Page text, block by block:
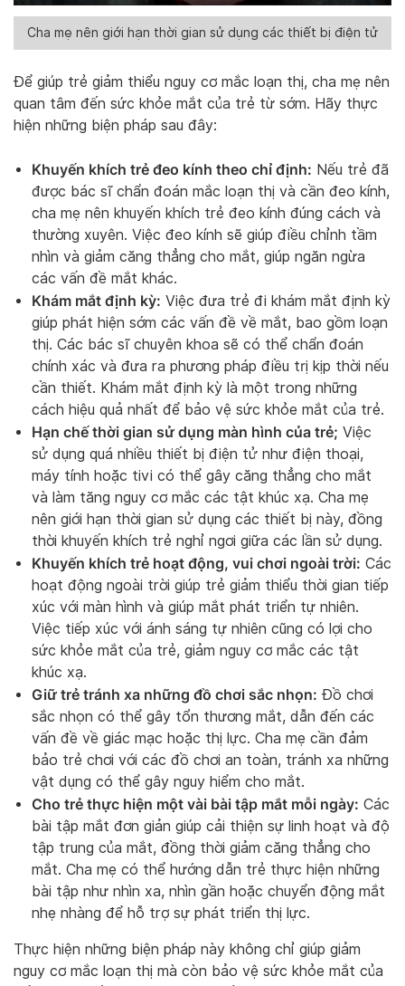
Cha mẹ nên giới hạn thời gian sử dụng các thiết bị điện tử
Để giúp trẻ giảm thiểu nguy cơ mắc loạn thị, cha mẹ nên
quan tâm đến sức khỏe mắt của trẻ từ sớm. Hãy thực
hiện những biện pháp sau đây:
Khuyến khích trẻ đeo kính theo chỉ định: Nếu trẻ đã
được bác sĩ chẩn đoán mắc loạn thị và cần đeo kính,
cha mẹ nên khuyến khích trẻ đeo kính đúng cách và
thường xuyên. Việc đeo kính sẽ giúp điều chỉnh tầm
nhìn và giảm căng thẳng cho mắt, giúp ngăn ngừa
các vấn đề mắt khác.
Khám mắt định kỳ: Việc đưa trẻ đi khám mắt định kỳ
giúp phát hiện sớm các vấn đề về mắt, bao gồm loạn
thị. Các bác sĩ chuyên khoa sẽ có thể chẩn đoán
chính xác và đưa ra phương pháp điều trị kịp thời nếu
cần thiết. Khám mắt định kỳ là một trong những
cách hiệu quả nhất để bảo vệ sức khỏe mắt của trẻ.
Hạn chế thời gian sử dụng màn hình của trẻ; Việc
sử dụng quá nhiều thiết bị điện tử như điện thoại,
máy tính hoặc tivi có thể gây căng thẳng cho mắt
và làm tăng nguy cơ mắc các tật khúc xạ. Cha mẹ
nên giới hạn thời gian sử dụng các thiết bị này, đồng
thời khuyến khích trẻ nghỉ ngơi giữa các lần sử dụng.
Khuyến khích trẻ hoạt động, vui chơi ngoài trời: Các
hoạt động ngoài trời giúp trẻ giảm thiểu thời gian tiếp
xúc với màn hình và giúp mắt phát triển tự nhiên.
Việc tiếp xúc với ánh sáng tự nhiên cũng có lợi cho
sức khỏe mắt của trẻ, giảm nguy cơ mắc các tật
khúc xạ.
Giữ trẻ tránh xa những đồ chơi sắc nhọn: Đồ chơi
sắc nhọn có thể gây tổn thương mắt, dẫn đến các
vấn đề về giác mạc hoặc thị lực. Cha mẹ cần đảm
bảo trẻ chơi với các đồ chơi an toàn, tránh xa những
vật dụng có thể gây nguy hiểm cho mắt.
Cho trẻ thực hiện một vài bài tập mắt mỗi ngày: Các
bài tập mắt đơn giản giúp cải thiện sự linh hoạt và độ
tập trung của mắt, đồng thời giảm căng thẳng cho
mắt. Cha mẹ có thể hướng dẫn trẻ thực hiện những
bài tập như nhìn xa, nhìn gần hoặc chuyển động mắt
nhẹ nhàng để hỗ trợ sự phát triển thị lực.
Thực hiện những biện pháp này không chỉ giúp giảm
nguy cơ mắc loạn thị mà còn bảo vệ sức khỏe mắt của